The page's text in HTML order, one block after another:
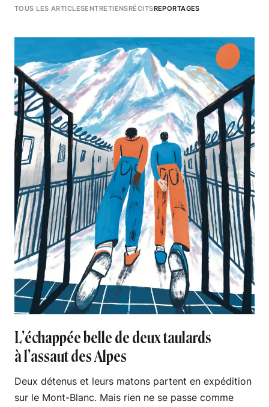
TOUS LES ARTICLESENTRETIENSRÉCITSREPORTAGES
L’échappée belle de deux taulards
à l’assaut des Alpes
Deux détenus et leurs matons partent en expédition
sur le Mont-Blanc. Mais rien ne se passe comme